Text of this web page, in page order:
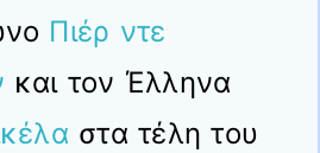
Πιέρ ντε
και τον Έλληνα
στα τέλη του